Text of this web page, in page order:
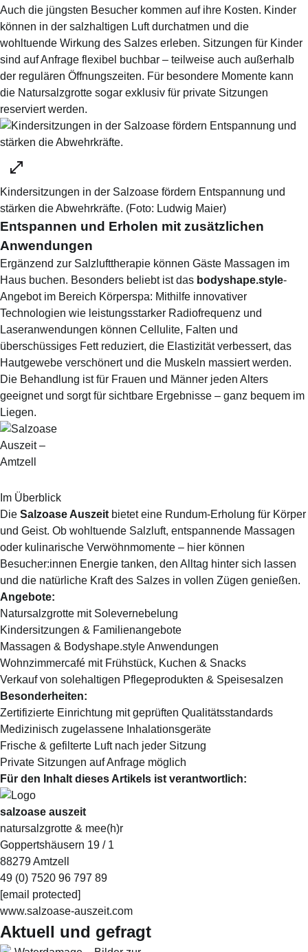
Auch die jüngsten Besucher kommen auf ihre Kosten. Kinder
können in der salzhaltigen Luft durchatmen und die
wohltuende Wirkung des Salzes erleben. Sitzungen für Kinder
sind auf Anfrage flexibel buchbar – teilweise auch außerhalb
der regulären Öffnungszeiten. Für besondere Momente kann
die Natursalzgrotte sogar exklusiv für private Sitzungen
reserviert werden.
Kindersitzungen in der Salzoase fördern Entspannung und
stärken die Abwehrkräfte. (Foto: Ludwig Maier)
Entspannen und Erholen mit zusätzlichen
Anwendungen
Ergänzend zur Salzlufttherapie können Gäste Massagen im
Haus buchen. Besonders beliebt ist das bodyshape.style-
Angebot im Bereich Körperspa: Mithilfe innovativer
Technologien wie leistungsstarker Radiofrequenz und
Laseranwendungen können Cellulite, Falten und
überschüssiges Fett reduziert, die Elastizität verbessert, das
Hautgewebe verschönert und die Muskeln massiert werden.
Die Behandlung ist für Frauen und Männer jeden Alters
geeignet und sorgt für sichtbare Ergebnisse – ganz bequem im
Liegen.
Im Überblick
Die Salzoase Auszeit bietet eine Rundum-Erholung für Körper
und Geist. Ob wohltuende Salzluft, entspannende Massagen
oder kulinarische Verwöhnmomente – hier können
Besucher:innen Energie tanken, den Alltag hinter sich lassen
und die natürliche Kraft des Salzes in vollen Zügen genießen.
Angebote:
Natursalzgrotte mit Solevernebelung
Kindersitzungen & Familienangebote
Massagen & Bodyshape.style Anwendungen
Wohnzimmercafé mit Frühstück, Kuchen & Snacks
Verkauf von solehaltigen Pflegeprodukten & Speisesalzen
Besonderheiten:
Zertifizierte Einrichtung mit geprüften Qualitätsstandards
Medizinisch zugelassene Inhalationsgeräte
Frische & gefilterte Luft nach jeder Sitzung
Private Sitzungen auf Anfrage möglich
Für den Inhalt dieses Artikels ist verantwortlich:
salzoase auszeit
natursalzgrotte & mee(h)r
Goppertshäusern 19 / 1
88279 Amtzell
49 (0) 7520 96 797 89
[email protected]
www.salzoase-auszeit.com
Aktuell und gefragt